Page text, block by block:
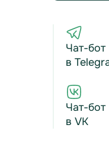
Чат-бот
в
Чат-бот
в VK